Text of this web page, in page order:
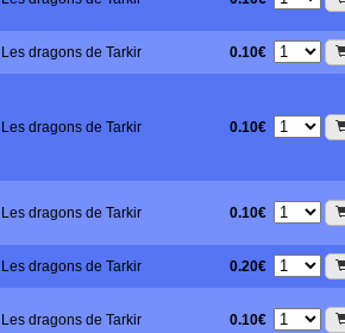
Les dragons de Tarkir 0.10€
Les dragons de Tarkir 0.10€
Les dragons de Tarkir 0.10€
Les dragons de Tarkir 0.20€
Les dragons de Tarkir 0.10€